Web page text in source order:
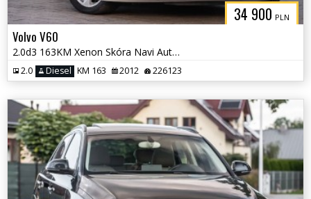
34 900 PLN
Volvo V60
2.0d3 163KM Xenon Skóra Navi Automat Serwis Gwarancjia !!!
2.0 Diesel KM 163 2012 226123